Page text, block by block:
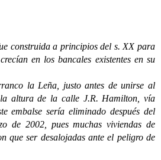
a principios del s. XX para
en los bancales existentes en su
la Leña, justo antes de unirse al
altura de la calle J.R. Hamilton, vía
embalse sería eliminado después del
de 2002, pues muchas viviendas de
que ser desalojadas ante el peligro de